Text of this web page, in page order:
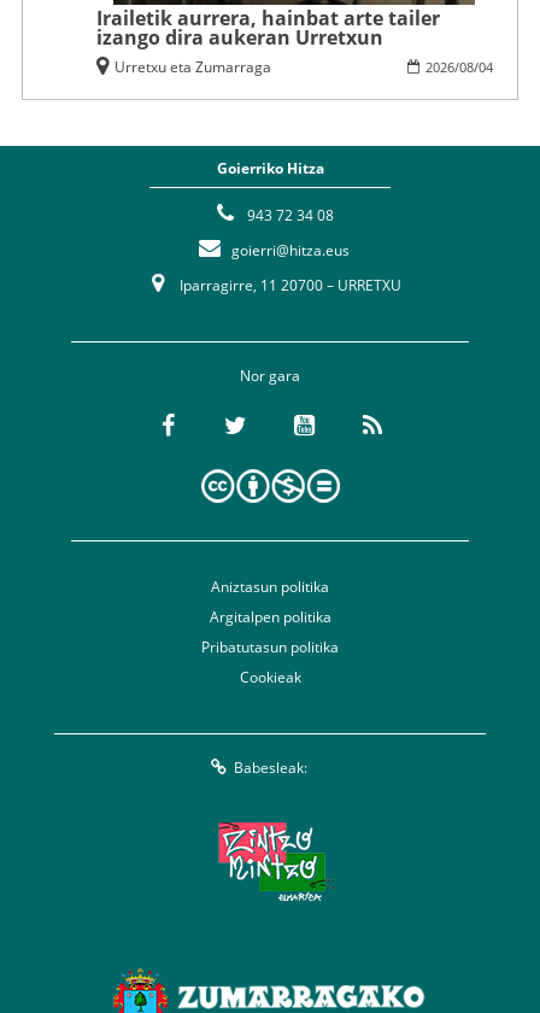
Irailetik aurrera, hainbat arte tailer
izango dira aukeran Urretxun
2026/08/04
Urretxu eta Zumarraga
Goierriko Hitza
943 72 34 08
goierri@hitza.eus
Iparragirre, 11 20700 – URRETXU
Nor gara
Aniztasun politika
Argitalpen politika
Pribatutasun politika
Cookieak
Babesleak: